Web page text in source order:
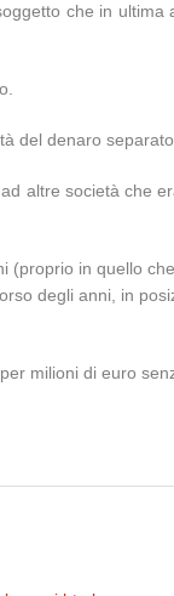
che in ultima
del denaro
altre società che
in quello
degli anni, in
milioni di euro